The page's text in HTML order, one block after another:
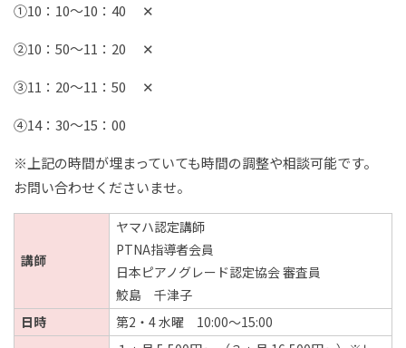
①10：10～10：40 ✕
②10：50～11：20 ✕
③11：20～11：50 ✕
④14：30～15：00
※上記の時間が埋まっていても時間の調整や相談可能です。
お問い合わせくださいませ。
講師
ヤマハ認定講師
PTNA指導者会員
日本ピアノグレード認定協会 審査員
鮫島 千津子
日時
第2・4 水曜 10:00～15:00